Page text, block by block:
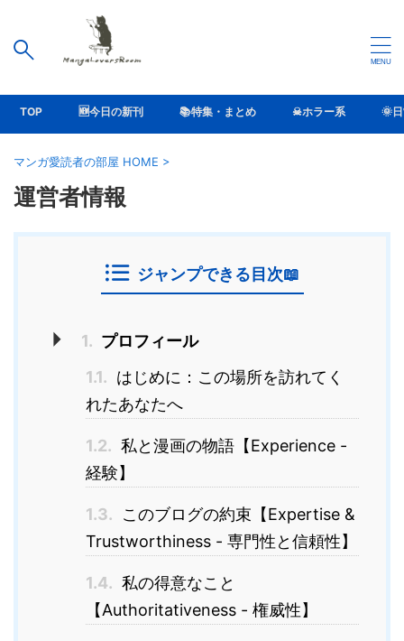
TOP 🆕今日の新刊 📚特集・まとめ ☠ホラー系 🌞
マンガ愛読者の部屋 HOME >
運営者情報
ジャンプできる目次📖
1. プロフィール
1.1. はじめに：この場所を訪れてく
れたあなたへ
1.2. 私と漫画の物語【Experience -
経験】
1.3.
このブログの約束【Expertise &
Trustworthiness - 専門性と信頼性】
1.4. 私の得意なこと
【Authoritativeness - 権威性】